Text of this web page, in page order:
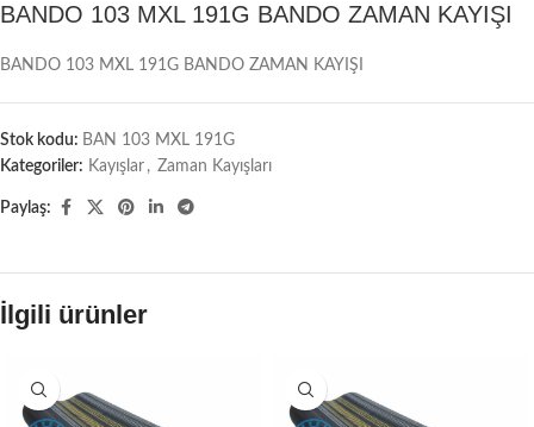
BANDO 103 MXL 191G BANDO ZAMAN KAYIŞI
BANDO 103 MXL 191G BANDO ZAMAN KAYIŞI
Stok kodu: BAN 103 MXL 191G
Kategoriler: Kayışlar , Zaman Kayışları
Paylaş:
İlgili ürünler